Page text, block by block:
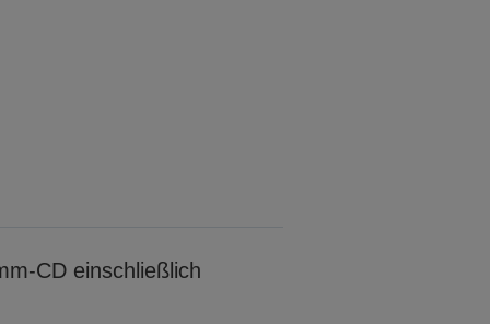
CD einschließlich